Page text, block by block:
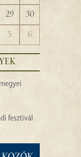
29
30
5 6
fesztivál